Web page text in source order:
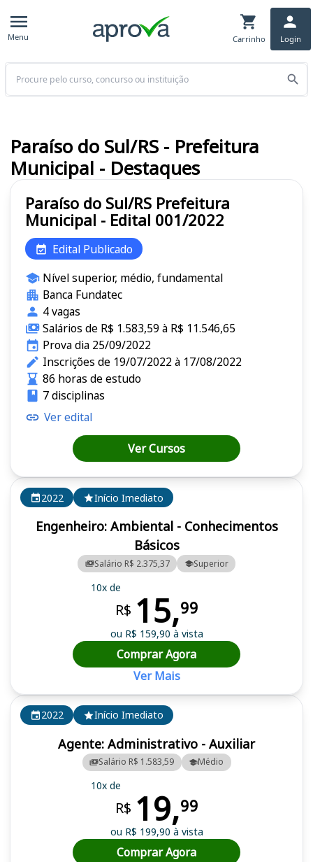
Menu Carrinho Login
Buscar
2022 Início Imediato
Agente: Administrativo - Auxiliar
Salário R$ 1.583,59 Médio
10x de
R$ 19,99
ou R$ 199,90 à vista
Comprar Agora
2022 Início Imediato
Engenheiro: Ambiental - Conhecimentos
Básicos
Salário R$ 2.375,37 Superior
10x de
R$ 15,99
ou R$ 159,90 à vista
Comprar Agora
Ver Mais
Paraíso do Sul/RS Prefeitura
Municipal - Edital 001/2022
Edital Publicado
Nível superior, médio, fundamental
Banca Fundatec
4 vagas
Salários de R$ 1.583,59 à R$ 11.546,65
Prova dia 25/09/2022
Inscrições de 19/07/2022 à 17/08/2022
86 horas de estudo
7 disciplinas
Ver edital
Ver Cursos
Paraíso do Sul/RS - Prefeitura
Municipal - Destaques